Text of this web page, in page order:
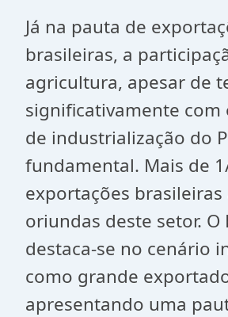
Já na pauta de
brasileiras, a
agricultura, apesar de
significativamente com
de industrialização do
fundamental. Mais de
exportações brasileiras
oriundas deste setor. O
destaca-se no cenário
como grande
apresentando uma